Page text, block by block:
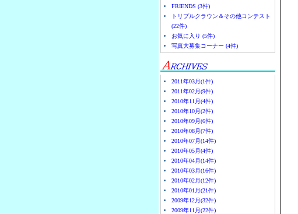
FRIENDS (3件)
トリプルクラウン＆その他コンテスト
(22件)
お気に入り (5件)
写真大募集コーナー (4件)
2011年03月(1件)
2011年02月(9件)
2010年11月(4件)
2010年10月(2件)
2010年09月(6件)
2010年08月(7件)
2010年07月(14件)
2010年05月(4件)
2010年04月(14件)
2010年03月(16件)
2010年02月(12件)
2010年01月(21件)
2009年12月(32件)
2009年11月(22件)